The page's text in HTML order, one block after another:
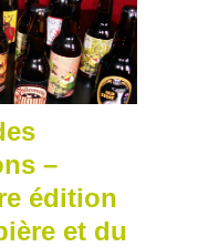
–
édition
et du